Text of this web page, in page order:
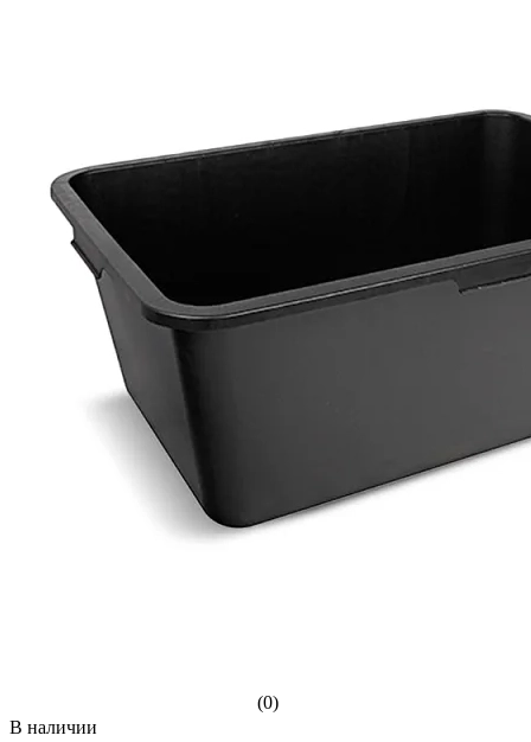
(0)
В наличии